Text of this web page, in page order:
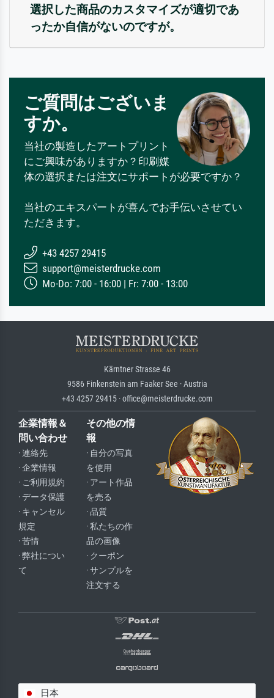
選択した商品のカスタマイズが適切であ
ったか自信がないのですが。
ご質問はございま
すか。
当社の製造したアートプリント
にご興味がありますか？印刷媒
体の選択または注文にサポートが必要ですか？
当社のエキスパートが喜んでお手伝いさせてい
ただきます。
+43 4257 29415
support@meisterdrucke.com
Mo-Do: 7:00 - 16:00 | Fr: 7:00 - 13:00
Kärntner Strasse 46
9586 Finkenstein am Faaker See · Austria
+43 4257 29415 · office@meisterdrucke.com
企業情報＆
問い合わせ
· 連絡先
· 企業情報
· ご利用規約
· データ保護
· キャンセル
規定
· 苦情
· 弊社につい
て
その他の情
報
· 自分の写真
を使用
· アート作品
を売る
· 品質
· 私たちの作
品の画像
· クーポン
· サンプルを
注文する
日本